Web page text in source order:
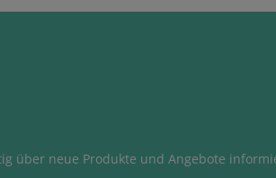
über neue Produkte und Angebote